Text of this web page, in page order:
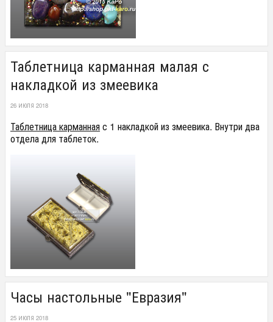
Таблетница карманная малая с
накладкой из змеевика
26 ИЮЛЯ 2018
Таблетница карманнаяс 1 накладкой из змеевика. Внутри два
отдела для таблеток.
Часы настольные "Евразия"
25 ИЮЛЯ 2018